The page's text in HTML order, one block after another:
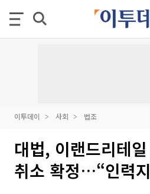
이투데이 사회 법조
대법, 이랜드리테
취소 확정…“인력